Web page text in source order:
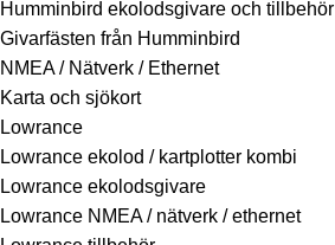
Humminbird ekolodsgivare och tillbehör
Givarfästen från Humminbird
NMEA / Nätverk / Ethernet
Karta och sjökort
Lowrance
Lowrance ekolod / kartplotter kombi
Lowrance ekolodsgivare
Lowrance NMEA / nätverk / ethernet